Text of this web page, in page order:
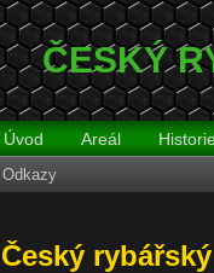
ČESKÝ
Úvod Areál
Odkazy
Český